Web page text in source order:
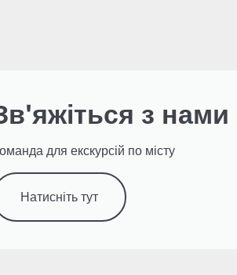
з нами
для екскурсій по місту
Натисніть тут